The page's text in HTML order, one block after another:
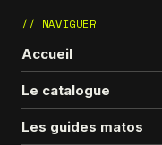
// NAVIGUER
Accueil
Le catalogue
Les guides matos